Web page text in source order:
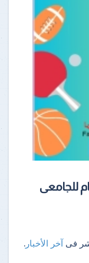
للجامعى
فىآخر الأخبار .